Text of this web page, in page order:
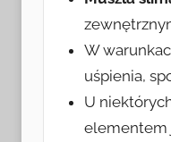
W
uśpienia,
U
elementem